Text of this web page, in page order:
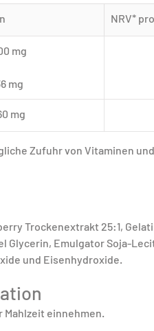
NRV*
mg
mg
mg
Zufuhr von Vitaminen
Trockenextrakt 25:1,
Glycerin, Emulgator Soja-
und Eisenhydroxide.
Mahlzeit einnehmen.